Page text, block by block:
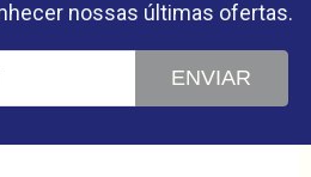
nossas últimas ofertas.
ENVIAR